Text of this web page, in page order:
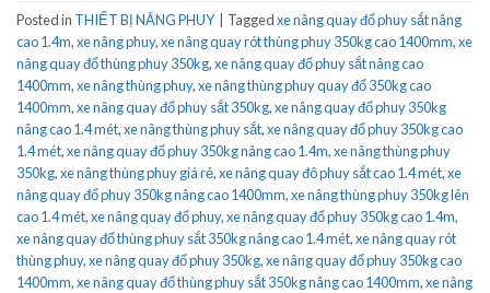
Posted in THIẾT BỊ NÂNG PHUY Taggedxe nâng quay đổ phuy sắt nâng
cao 1.4m,xe nâng phuy,xe nâng quay rót thùng phuy 350kg cao 1400mm,xe
nâng quay đổ thùng phuy 350kg,xe nâng quay đổ phuy sắt nâng cao
1400mm,xe nâng thùng phuy,xe nâng thùng phuy quay đổ 350kg cao
1400mm,xe nâng quay đổ phuy sắt 350kg,xe nâng quay đổ phuy 350kg
nâng cao 1.4 mét,xe nâng thùng phuy sắt,xe nâng quay đổ phuy 350kg cao
1.4 mét,xe nâng quay đổ phuy 350kg nâng cao 1.4m,xe nâng thùng phuy
350kg,xe nâng thùng phuy giá rẻ,xe nâng quay đô phuy sắt cao 1.4 mét,xe
nâng quay đổ phuy 350kg nâng cao 1400mm,xe nâng thùng phuy 350kg lên
cao 1.4 mét,xe nâng quay đổ phuy,xe nâng quay đổ phuy 350kg cao 1.4m,
xe nâng quay đổ thùng phuy sắt 350kg nâng cao 1.4 mét,xe nâng quay rót
thùng phuy,xe nâng quay đổ phuy 350kg,xe nâng quay đổ phuy 350kg cao
1400mm,xe nâng quay đổ thùng phuy sắt 350kg nâng cao 1400mm,xe nâng